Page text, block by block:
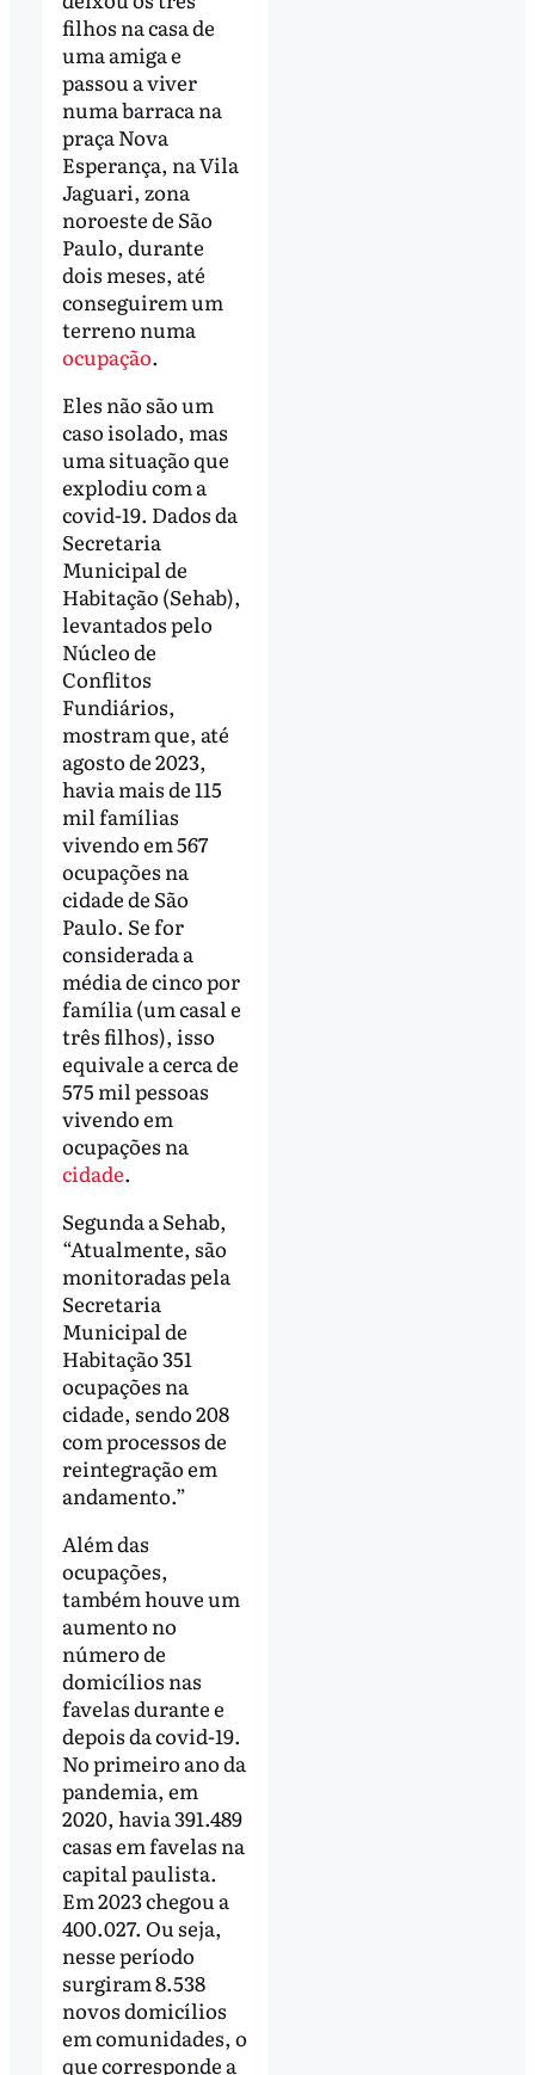
filhos na casa de
uma amiga e
passou a viver
numa barraca na
praça Nova
Esperança, na Vila
Jaguari, zona
noroeste de São
Paulo, durante
dois meses, até
conseguirem um
terreno numa
ocupação.
Eles não são um
caso isolado, mas
uma situação que
explodiu com a
covid-19. Dados da
Secretaria
Municipal de
Habitação (Sehab),
levantados pelo
Núcleo de
Conflitos
Fundiários,
mostram que, até
agosto de 2023,
havia mais de 115
mil famílias
vivendo em 567
ocupações na
cidade de São
Paulo. Se for
considerada a
média de cinco por
família (um casal e
três filhos), isso
equivale a cerca de
575 mil pessoas
vivendo em
ocupações na
cidade.
Segunda a Sehab,
“Atualmente, são
monitoradas pela
Secretaria
Municipal de
Habitação 351
ocupações na
cidade, sendo 208
com processos de
reintegração em
andamento.”
Além das
ocupações,
também houve um
aumento no
número de
domicílios nas
favelas durante e
depois da covid-19.
No primeiro ano da
pandemia, em
2020, havia 391.489
casas em favelas na
capital paulista.
Em 2023 chegou a
400.027. Ou seja,
nesse período
surgiram 8.538
novos domicílios
em comunidades, o
que corresponde a